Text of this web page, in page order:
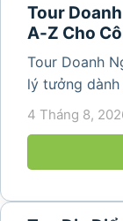
Tour
A-Z Cho
Tour Doanh
lý tưởng
dưỡng, gắn
thiên nhiên
4 Tháng 8,